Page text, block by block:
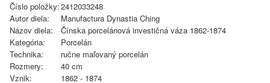
Číslo položky:2412033248
Autor diela:
Manufactura Dynastia Ching
Názov diela:
Čínska porcelánová investičná váza 1862-1874
Kategória:
Porcelán
Technika:
ručne maľovaný porcelán
Rozmery:
40 cm
Vznik:
1862 - 1874